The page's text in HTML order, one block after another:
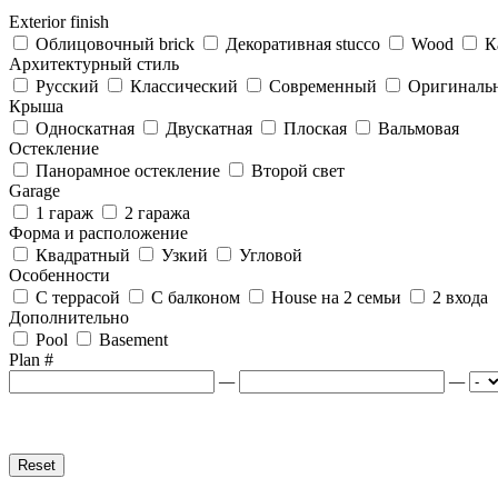
Exterior finish
Облицовочный brick
Декоративная stucco Wood
Архитектурный стиль
Русский
Классический Современный
Крыша
Односкатная
Двускатная Плоская
Вальмовая
Остекление
Панорамное остекление
Второй свет
Garage
1 гараж
2 гаража
Форма и расположение
Квадратный
Узкий
Угловой
Особенности
С террасой
С балконом House на 2 семьи
2 входа
Дополнительно
Pool
Basement
Plan #
—
—